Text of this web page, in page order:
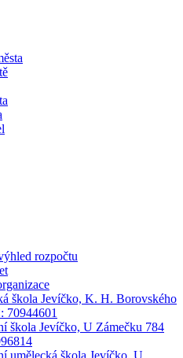
rozpočtu
škola Jevíčko, K. H. Borovského
70944601
škola Jevíčko, U Zámečku 784
umělecká škola Jevíčko, U